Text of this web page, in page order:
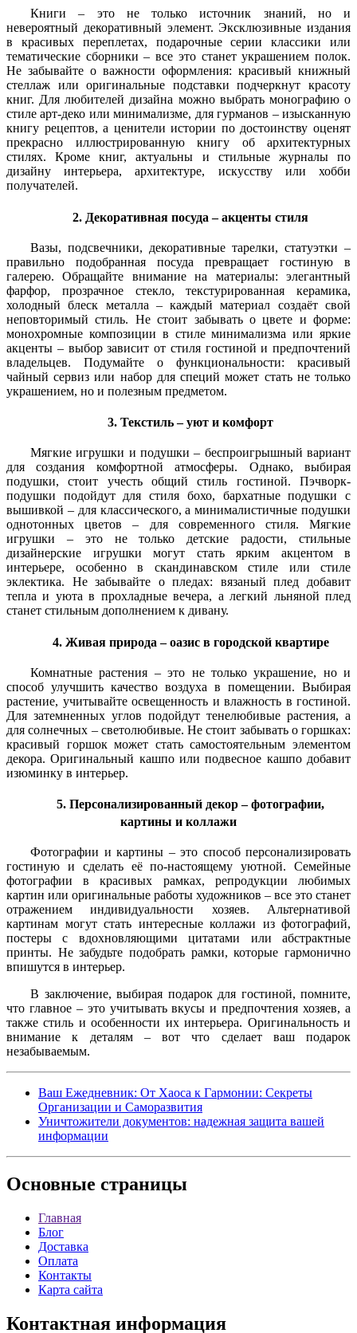
Книги – это не только источник знаний, но и
невероятный декоративный элемент. Эксклюзивные издания
в красивых переплетах, подарочные серии классики или
тематические сборники – все это станет украшением полок.
Не забывайте о важности оформления: красивый книжный
стеллаж или оригинальные подставки подчеркнут красоту
книг. Для любителей дизайна можно выбрать монографию о
стиле арт-деко или минимализме, для гурманов – изысканную
книгу рецептов, а ценители истории по достоинству оценят
прекрасно иллюстрированную книгу об архитектурных
стилях. Кроме книг, актуальны и стильные журналы по
дизайну интерьера, архитектуре, искусству или хобби
получателей.
2. Декоративная посуда – акценты стиля
Вазы, подсвечники, декоративные тарелки, статуэтки –
правильно подобранная посуда превращает гостиную в
галерею. Обращайте внимание на материалы: элегантный
фарфор, прозрачное стекло, текстурированная керамика,
холодный блеск металла – каждый материал создаёт свой
неповторимый стиль. Не стоит забывать о цвете и форме:
монохромные композиции в стиле минимализма или яркие
акценты – выбор зависит от стиля гостиной и предпочтений
владельцев. Подумайте о функциональности: красивый
чайный сервиз или набор для специй может стать не только
украшением, но и полезным предметом.
3. Текстиль – уют и комфорт
Мягкие игрушки и подушки – беспроигрышный вариант
для создания комфортной атмосферы. Однако, выбирая
подушки, стоит учесть общий стиль гостиной. Пэчворк-
подушки подойдут для стиля бохо, бархатные подушки с
вышивкой – для классического, а минималистичные подушки
однотонных цветов – для современного стиля. Мягкие
игрушки – это не только детские радости, стильные
дизайнерские игрушки могут стать ярким акцентом в
интерьере, особенно в скандинавском стиле или стиле
эклектика. Не забывайте о пледах: вязаный плед добавит
тепла и уюта в прохладные вечера, а легкий льняной плед
станет стильным дополнением к дивану.
4. Живая природа – оазис в городской квартире
Комнатные растения – это не только украшение, но и
способ улучшить качество воздуха в помещении. Выбирая
растение, учитывайте освещенность и влажность в гостиной.
Для затемненных углов подойдут тенелюбивые растения, а
для солнечных – светолюбивые. Не стоит забывать о горшках:
красивый горшок может стать самостоятельным элементом
декора. Оригинальный кашпо или подвесное кашпо добавит
изюминку в интерьер.
5. Персонализированный декор – фотографии,
картины и коллажи
Фотографии и картины – это способ персонализировать
гостиную и сделать её по-настоящему уютной. Семейные
фотографии в красивых рамках, репродукции любимых
картин или оригинальные работы художников – все это станет
отражением индивидуальности хозяев. Альтернативой
картинам могут стать интересные коллажи из фотографий,
постеры с вдохновляющими цитатами или абстрактные
принты. Не забудьте подобрать рамки, которые гармонично
впишутся в интерьер.
В заключение, выбирая подарок для гостиной, помните,
что главное – это учитывать вкусы и предпочтения хозяев, а
также стиль и особенности их интерьера. Оригинальность и
внимание к деталям – вот что сделает ваш подарок
незабываемым.
Ваш Ежедневник: От Хаоса к Гармонии: Секреты
Организации и Саморазвития
Уничтожители документов: надежная защита вашей
информации
Основные страницы
Главная
Блог
Доставка
Оплата
Контакты
Карта сайта
Контактная информация